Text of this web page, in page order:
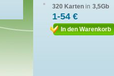
320 Karten in 3,5Gb
1-54 €
In den Warenkorb